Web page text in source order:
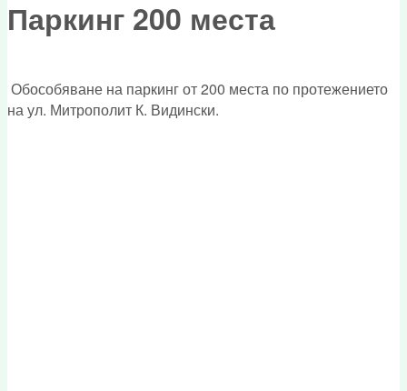
Паркинг 200 места
Обособяване на паркинг от 200 места по протежението
на ул. Митрополит К. Видински.